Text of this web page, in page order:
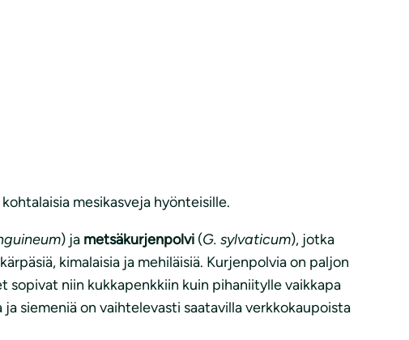
mesikasveja hyönteisille.
) ja metsäkurjenpolvi (G. sylvaticum), jotka
kimalaisia ja mehiläisiä. Kurjenpolvia on paljon
sopivat niin kukkapenkkiin kuin pihaniitylle vaikkapa
siemeniä on vaihtelevasti saatavilla verkkokaupoista